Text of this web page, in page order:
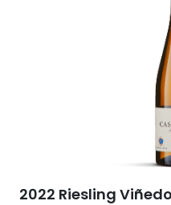
2022 Riesling